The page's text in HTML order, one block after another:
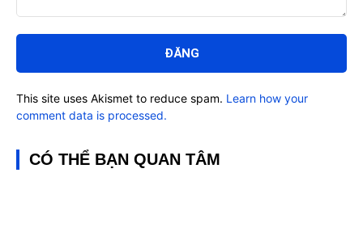
luận:
This site uses Akismet to reduce spam. Learn how your
comment data is processed.
CÓ THỂ BẠN QUAN TÂM